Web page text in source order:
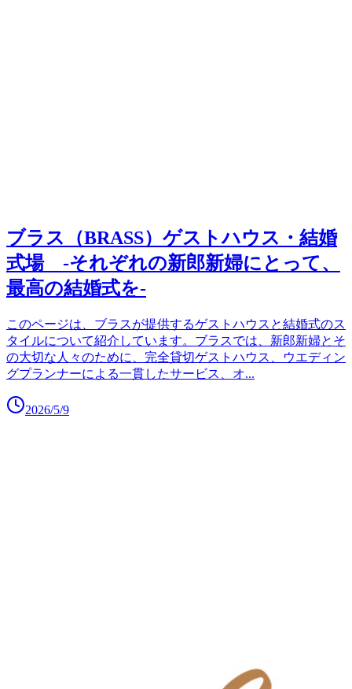
ブラス（BRASS）ゲストハウス・結婚
式場 -それぞれの新郎新婦にとって、
最高の結婚式を-
このページは、ブラスが提供するゲストハウスと結婚式のス
タイルについて紹介しています。ブラスでは、新郎新婦とそ
の大切な人々のために、完全貸切ゲストハウス、ウエディン
グプランナーによる一貫したサービス、オ...
2026/5/9